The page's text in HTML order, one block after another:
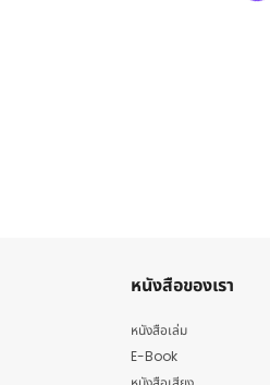
หนังสือของเรา
หนังสือเล่ม
E-Book